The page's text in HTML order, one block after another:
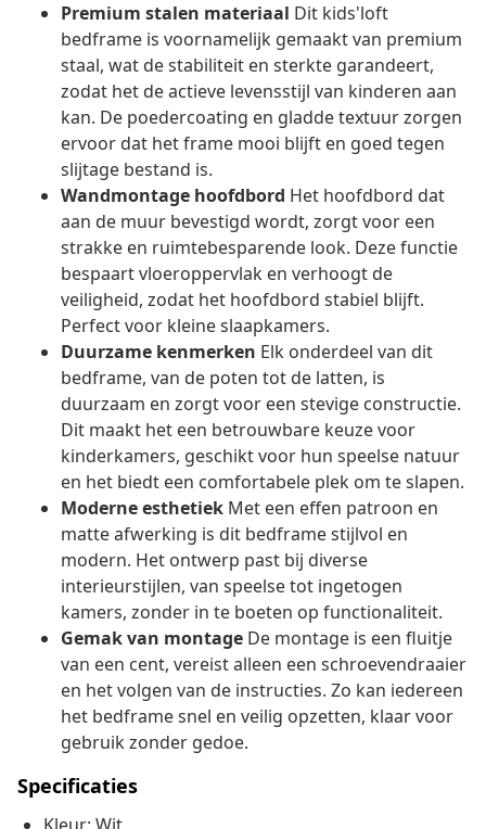
Premium stalen materiaal Dit kids'loft
bedframe is voornamelijk gemaakt van premium
staal, wat de stabiliteit en sterkte garandeert,
zodat het de actieve levensstijl van kinderen aan
kan. De poedercoating en gladde textuur zorgen
ervoor dat het frame mooi blijft en goed tegen
slijtage bestand is.
Wandmontage hoofdbord Het hoofdbord dat
aan de muur bevestigd wordt, zorgt voor een
strakke en ruimtebesparende look. Deze functie
bespaart vloeroppervlak en verhoogt de
veiligheid, zodat het hoofdbord stabiel blijft.
Perfect voor kleine slaapkamers.
Duurzame kenmerken Elk onderdeel van dit
bedframe, van de poten tot de latten, is
duurzaam en zorgt voor een stevige constructie.
Dit maakt het een betrouwbare keuze voor
kinderkamers, geschikt voor hun speelse natuur
en het biedt een comfortabele plek om te slapen.
Moderne esthetiek Met een effen patroon en
matte afwerking is dit bedframe stijlvol en
modern. Het ontwerp past bij diverse
interieurstijlen, van speelse tot ingetogen
kamers, zonder in te boeten op functionaliteit.
Gemak van montage De montage is een fluitje
van een cent, vereist alleen een schroevendraaier
en het volgen van de instructies. Zo kan iedereen
het bedframe snel en veilig opzetten, klaar voor
gebruik zonder gedoe.
Specificaties